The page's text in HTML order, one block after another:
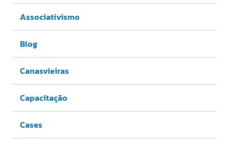
Associativismo
Blog
Canasvieiras
Capacitação
Cases